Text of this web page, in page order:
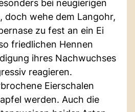
bei neugierigen
doch wehe dem Langohr,
zu fest an ein Ei
friedlichen Hennen
ihres Nachwuchses
reagieren.
Eierschalen
werden. Auch die